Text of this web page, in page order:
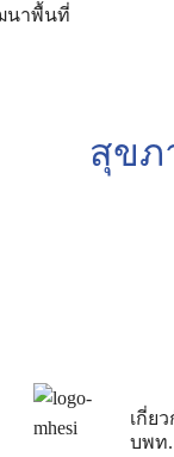
นาพื้นที่
เกี่ย
บพท.
สุขภ